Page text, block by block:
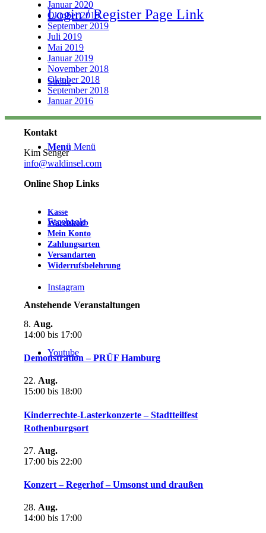
Login / Register Page Link
Suche
Menü Menü
Facebook
Instagram
Youtube
Januar 2020
Oktober 2019
September 2019
Juli 2019
Mai 2019
Januar 2019
November 2018
Oktober 2018
September 2018
Januar 2016
Kontakt
Kim Senger
info@waldinsel.com
Online Shop Links
Kasse
Warenkorb
Mein Konto
Zahlungsarten
Versandarten
Widerrufsbelehrung
Anstehende Veranstaltungen
8. Aug.
14:00 bis 17:00
Demonstration – PRÜF Hamburg
22. Aug.
15:00 bis 18:00
Kinderrechte-Lasterkonzerte – Stadtteilfest
Rothenburgsort
27. Aug.
17:00 bis 22:00
Konzert – Regerhof – Umsonst und draußen
28. Aug.
14:00 bis 17:00